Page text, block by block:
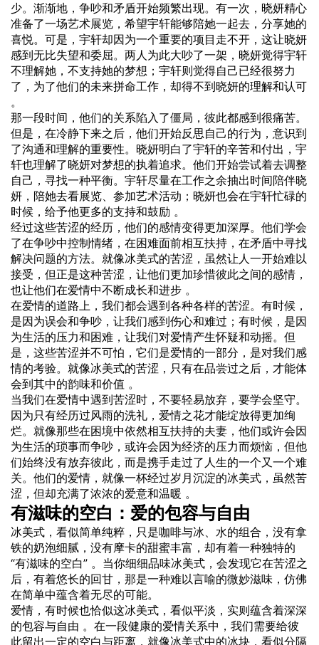
少。渐渐地，争吵和矛盾开始频繁出现。有一次，晓妍精心
准备了一场艺术展览，希望宇轩能够陪她一起去，分享她的
喜悦。可是，宇轩却因为一个重要的项目走不开，这让晓妍
感到无比失望和委屈。两人为此大吵了一架，晓妍觉得宇轩
不理解她，不支持她的梦想；宇轩则觉得自己已经很努力
了，为了他们的未来拼命工作，却得不到晓妍的理解和认可
。
那一段时间，他们的关系陷入了僵局，彼此都感到很痛苦。
但是，在冷静下来之后，他们开始反思自己的行为，意识到
了沟通和理解的重要性。晓妍明白了宇轩的辛苦和付出，宇
轩也理解了晓妍对梦想的执着追求。他们开始尝试着去调整
自己，寻找一种平衡。宇轩尽量在工作之余抽出时间陪伴晓
妍，陪她去看展览、参加艺术活动；晓妍也会在宇轩忙碌的
时候，给予他更多的支持和鼓励 。
经过这些苦涩的经历，他们的感情变得更加深厚。他们学会
了在争吵中控制情绪，在困难面前相互扶持，在矛盾中寻找
解决问题的方法。就像冰美式的苦涩，虽然让人一开始难以
接受，但正是这种苦涩，让他们更加珍惜彼此之间的感情，
也让他们在爱情中不断成长和进步 。
在爱情的道路上，我们都会遇到各种各样的苦涩。有时候，
是因为误会和争吵，让我们感到伤心和难过；有时候，是因
为生活的压力和困难，让我们对爱情产生怀疑和动摇。但
是，这些苦涩并不可怕，它们是爱情的一部分，是对我们感
情的考验。就像冰美式的苦涩，只有在品尝过之后，才能体
会到其中的韵味和价值 。
当我们在爱情中遇到苦涩时，不要轻易放弃，要学会坚守。
因为只有经历过风雨的洗礼，爱情之花才能绽放得更加绚
烂。就像那些在困境中依然相互扶持的夫妻，他们或许会因
为生活的琐事而争吵，或许会因为经济的压力而烦恼，但他
们始终没有放弃彼此，而是携手走过了人生的一个又一个难
关。他们的爱情，就像一杯经过岁月沉淀的冰美式，虽然苦
涩，但却充满了浓浓的爱意和温暖 。
有滋味的空白：爱的包容与自由
冰美式，看似简单纯粹，只是咖啡与冰、水的组合，没有拿
铁的奶泡细腻，没有摩卡的甜蜜丰富，却有着一种独特的
“有滋味的空白” 。当你细细品味冰美式，会发现它在苦涩之
后，有着悠长的回甘，那是一种难以言喻的微妙滋味，仿佛
在简单中蕴含着无尽的可能。
爱情，有时候也恰似这冰美式，看似平淡，实则蕴含着深深
的包容与自由 。在一段健康的爱情关系中，我们需要给彼
此留出一定的空白与距离，就像冰美式中的冰块，看似分隔